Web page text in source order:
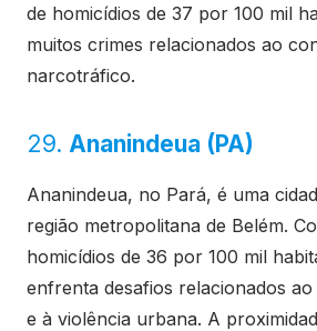
de homicídios de 37 por 100 mil
muitos crimes relacionados ao
narcotráfico.
29. Ananindeua (PA)
Ananindeua, no Pará, é uma
região metropolitana de Belém.
homicídios de 36 por 100 mil
enfrenta desafios relacionados
e à violência urbana. A